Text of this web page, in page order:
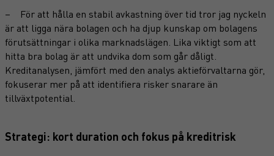
– För att hålla en stabil avkastning över tid tror jag nyckeln
är att ligga nära bolagen och ha djup kunskap om bolagens
förutsättningar i olika marknadslägen. Lika viktigt som att
hitta bra bolag är att undvika dom som går dåligt.
Kreditanalysen, jämfört med den analys aktieförvaltarna gör,
fokuserar mer på att identifiera risker snarare än
tillväxtpotential.
Strategi: kort duration och fokus på kreditrisk